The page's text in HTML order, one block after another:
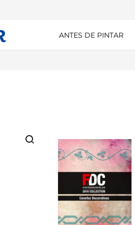
ANTES DE PINTAR